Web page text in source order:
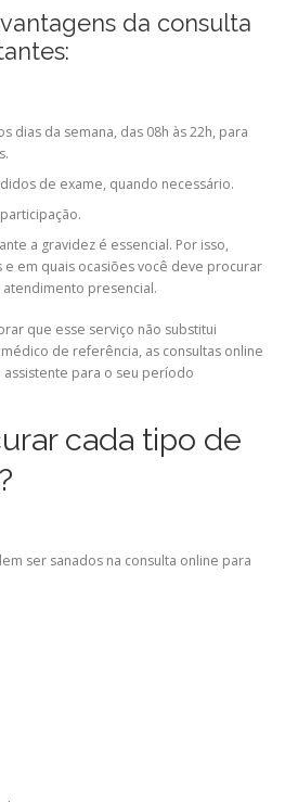
da consulta
dias da semana, das 08h às 22h, para
de exame, quando necessário.
a gravidez é essencial. Por isso,
e em quais ocasiões você deve procurar
atendimento presencial.
que esse serviço não substitui
de referência, as consultas online
para o seu período
cada tipo de
ser sanados na consulta online para